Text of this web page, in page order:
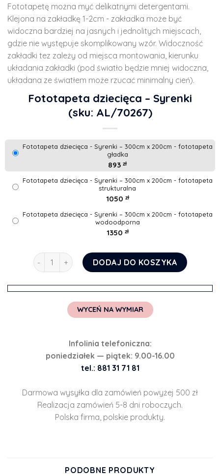
Fototapetę można myć delikatnymi detergentami.
Klejona na zakładkę 1-2cm - zakładka może być
widoczna bardziej na jasnych i jednolitych miejscach,
gdzie nie występuje skomplikowany wzór. Widoczność
zakładki tez zależy od miejsca montowania, kierunku
układania zakładki (pod światło będzie mniej widoczna,
układana ze światłem może rzucać minimalny cień).
Fototapeta dziecięca – Syrenki
(sku: AL/70267)
Fototapeta dziecięca - Syrenki – 300cm x 200cm - fototapeta
gładka
893 zł
Fototapeta dziecięca - Syrenki – 300cm x 200cm - fototapeta
strukturalna
1050 zł
Fototapeta dziecięca - Syrenki – 300cm x 200cm - fototapeta
wodoodporna
1350 zł
ilość Fototapeta dziecięca - Syrenki
DODAJ DO KOSZYKA
WYCEŃ NA WYMIAR
Infolinia telefoniczna:
poniedziałek — piątek: 9.00-16.00
tel.: 881 31 71 81
Darmowa wysyłka dla zamówień powyżej 500 zł
Realizacja zamówień 5-8 dni roboczych.
Polska firma, polskie produkty.
PODOBNE PRODUKTY